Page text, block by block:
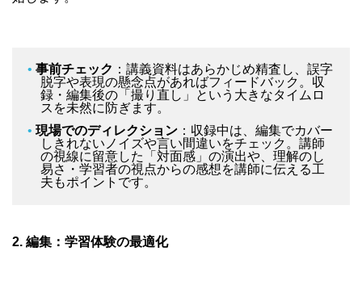
事前チェック ：講義資料はあらかじめ精査し、誤字
脱字や表現の懸念点があればフィードバック。収
録・編集後の「撮り直し」という大きなタイムロ
スを未然に防ぎます。
現場でのディレクション ：収録中は、編集でカバー
しきれないノイズや言い間違いをチェック。講師
の視線に留意した「対面感」の演出や、理解のし
易さ・学習者の視点からの感想を講師に伝える工
夫もポイントです。
2. 編集：学習体験の最適化